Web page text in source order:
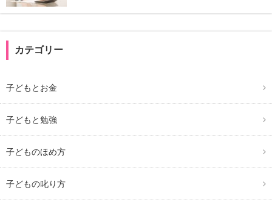
カテゴリー
子どもとお金
子どもと勉強
子どものほめ方
子どもの叱り方